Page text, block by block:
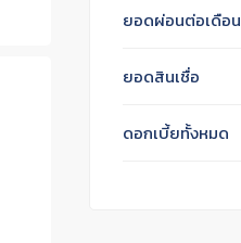
ยอดผ่อนต่อเดือน
ยอดสินเชื่อ
ดอกเบี้ยทั้งหมด